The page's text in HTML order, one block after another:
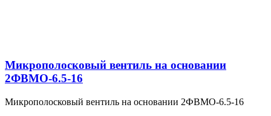
Микрополосковый вентиль на основании
2ФВМO-6.5-16
Микрополосковый вентиль на основании 2ФВМO-6.5-16